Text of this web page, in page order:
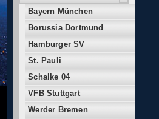
Bayern München
Borussia Dortmund
Hamburger SV
St. Pauli
Schalke 04
VFB Stuttgart
Werder Bremen